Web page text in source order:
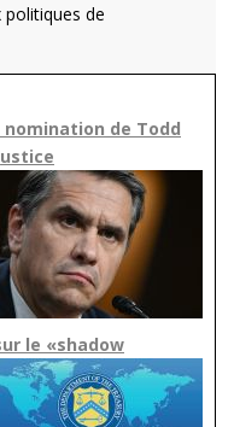
politiques de
de Todd
le «shadow